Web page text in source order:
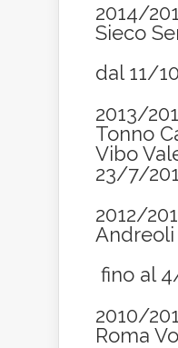
2014/
Sieco
dal 11/
2013/
Tonno
Vibo
23/7/
2012/
fino al
2010/
Roma